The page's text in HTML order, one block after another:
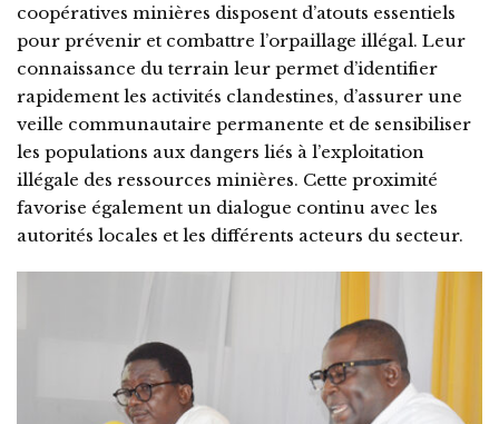
coopératives minières disposent d’atouts essentiels
pour prévenir et combattre l’orpaillage illégal. Leur
connaissance du terrain leur permet d’identifier
rapidement les activités clandestines, d’assurer une
veille communautaire permanente et de sensibiliser
les populations aux dangers liés à l’exploitation
illégale des ressources minières. Cette proximité
favorise également un dialogue continu avec les
autorités locales et les différents acteurs du secteur.